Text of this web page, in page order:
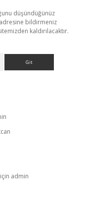
düşündüğünüz
adresine bildirmeniz
kaldırılacaktır.
için admin